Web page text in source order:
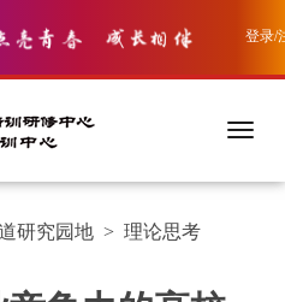
登录/
研究园地 > 理论思考